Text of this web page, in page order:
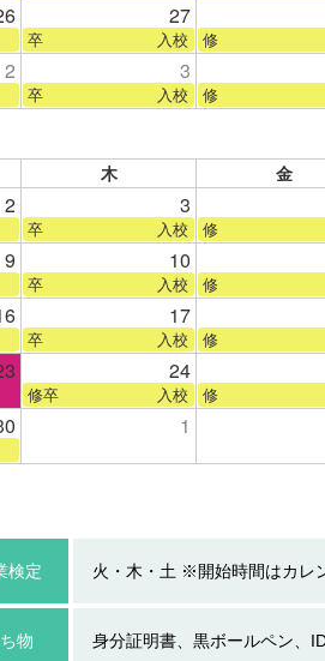
27
卒 入校 修
2 3
卒 入校 修
木 金
2 3
卒 入校 修
9 10
卒 入校 修
17
卒 入校 修
24
修卒 入校 修
1
検定 火・木・土 ※開始時間はカレ
物 身分証明書、黒ボールペン、